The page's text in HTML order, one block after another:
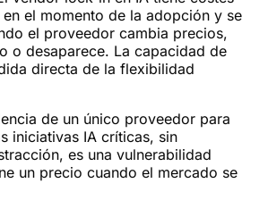
el momento de la adopción y se
el proveedor cambia precios,
o desaparece. La capacidad de
directa de la flexibilidad
de un único proveedor para
iniciativas IA críticas, sin
es una vulnerabilidad
un precio cuando el mercado se